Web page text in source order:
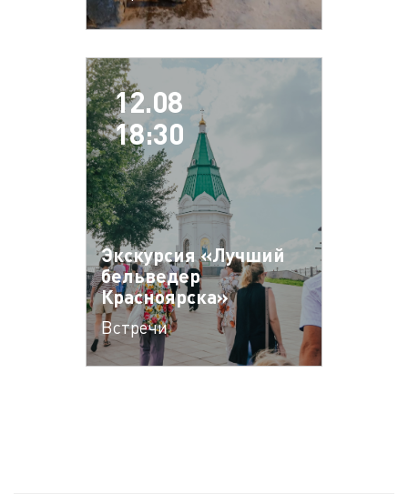
12.08
18:30
Экскурсия «Лучший
бельведер
Красноярска»
Встречи